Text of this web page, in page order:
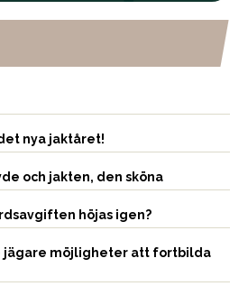
nya jaktåret!
och jakten, den sköna
höjas igen?
jägare möjligheter att fortbilda